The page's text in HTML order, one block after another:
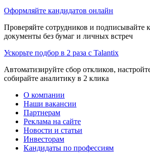
Оформляйте кандидатов онлайн
Проверяйте сотрудников и подписывайте
документы без бумаг и личных встреч
Ускорьте подбор в 2 раза с Talantix
Автоматизируйте сбор откликов,
собирайте аналитику в 2 клика
О компании
Наши вакансии
Партнерам
Реклама на сайте
Новости и статьи
Инвесторам
Кандидаты по профессиям